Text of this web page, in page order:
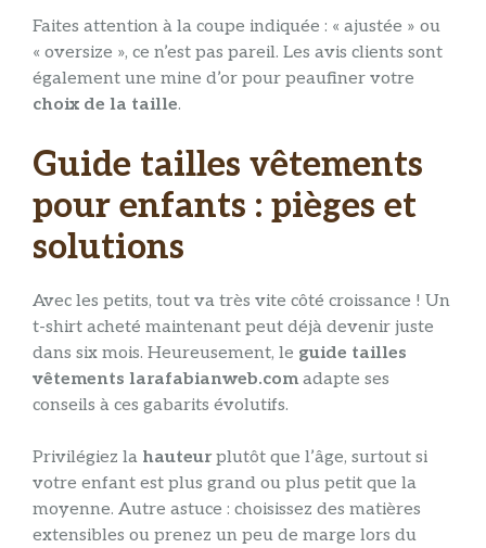
Faites attention à la coupe indiquée : « ajustée » ou
« oversize », ce n’est pas pareil. Les avis clients sont
également une mine d’or pour peaufiner votre
choix de la taille.
Guide tailles vêtements
pour enfants : pièges et
solutions
Avec les petits, tout va très vite côté croissance ! Un
t-shirt acheté maintenant peut déjà devenir juste
dans six mois. Heureusement, le guide tailles
vêtements larafabianweb.comadapte ses
conseils à ces gabarits évolutifs.
Privilégiez la hauteurplutôt que l’âge, surtout si
votre enfant est plus grand ou plus petit que la
moyenne. Autre astuce : choisissez des matières
extensibles ou prenez un peu de marge lors du